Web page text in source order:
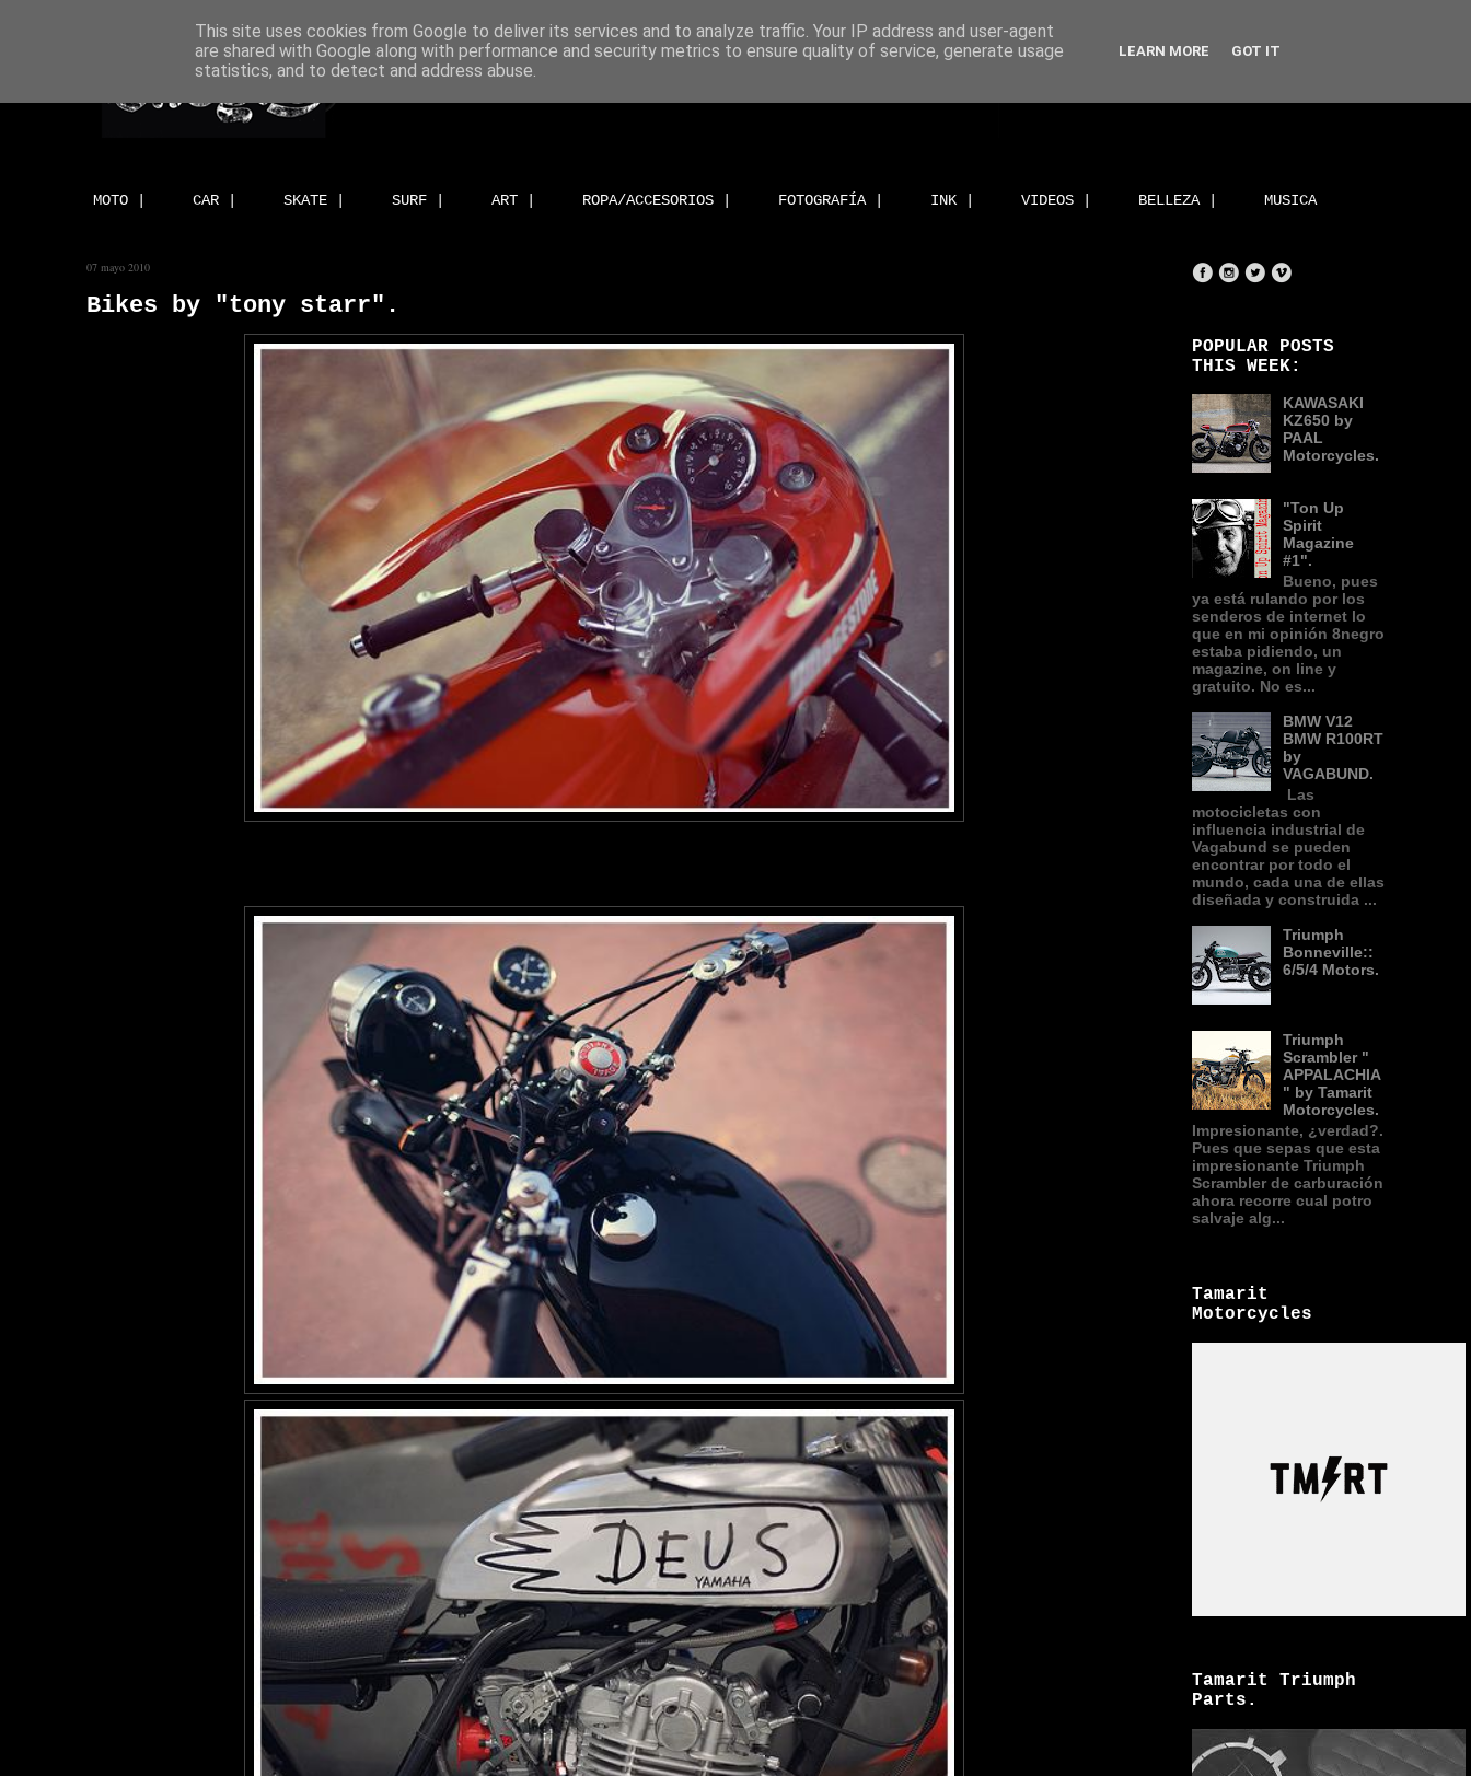
MOTO | CAR | SKATE | SURF | ART | ROPA/ACCESORIOS | FOTOGRAFÍA | INK | VIDEOS | BELLEZA | MUSICA
07 mayo 2010
Bikes by "tony starr".
POPULAR POSTS
THIS WEEK:
KAWASAKI
KZ650 by
PAAL
Motorcycles.
"Ton Up
Spirit
Magazine
#1".
Bueno, pues
ya está rulando por los
senderos de internet lo
que en mi opinión 8negro
estaba pidiendo, un
magazine, on line y
gratuito. No es...
BMW V12
BMW R100RT
by
VAGABUND.
Las
motocicletas con
influencia industrial de
Vagabund se pueden
encontrar por todo el
mundo, cada una de ellas
diseñada y construida ...
Triumph
Bonneville::
6/5/4 Motors.
Triumph
Scrambler "
APPALACHIA
" by Tamarit
Motorcycles.
Impresionante, ¿verdad?.
Pues que sepas que esta
impresionante Triumph
Scrambler de carburación
ahora recorre cual potro
salvaje alg...
Tamarit
Motorcycles
Tamarit Triumph
Parts.
This site uses cookies from Google to deliver its services and to analyze traffic. Your IP address and user-agent
are shared with Google along with performance and security metrics to ensure quality of service, generate usage
statistics, and to detect and address abuse.
LEARN MORE GOT IT